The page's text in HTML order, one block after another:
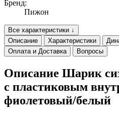
Бренд:
Пижон
Все характеристики ↓
Описание
Характеристики
Оплата и Доставка
Вопросы
Описание Шарик
с пластиковым
фиолетовый/белый